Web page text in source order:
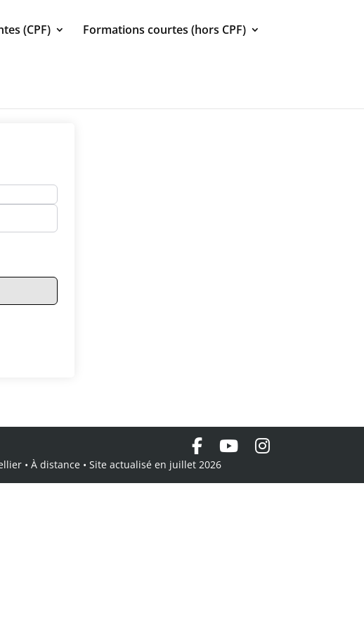
(CPF) Formations courtes (hors CPF)
• À distance • Site actualisé en juillet 2026